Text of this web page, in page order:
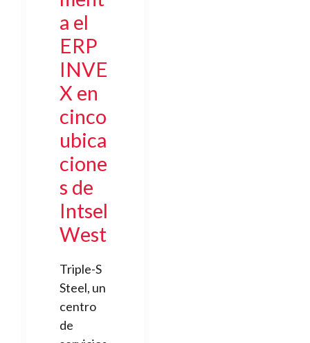
a el
ERP
INVE
X en
cinco
ubica
cione
s de
Intsel
West
Triple-S
Steel, un
centro
de